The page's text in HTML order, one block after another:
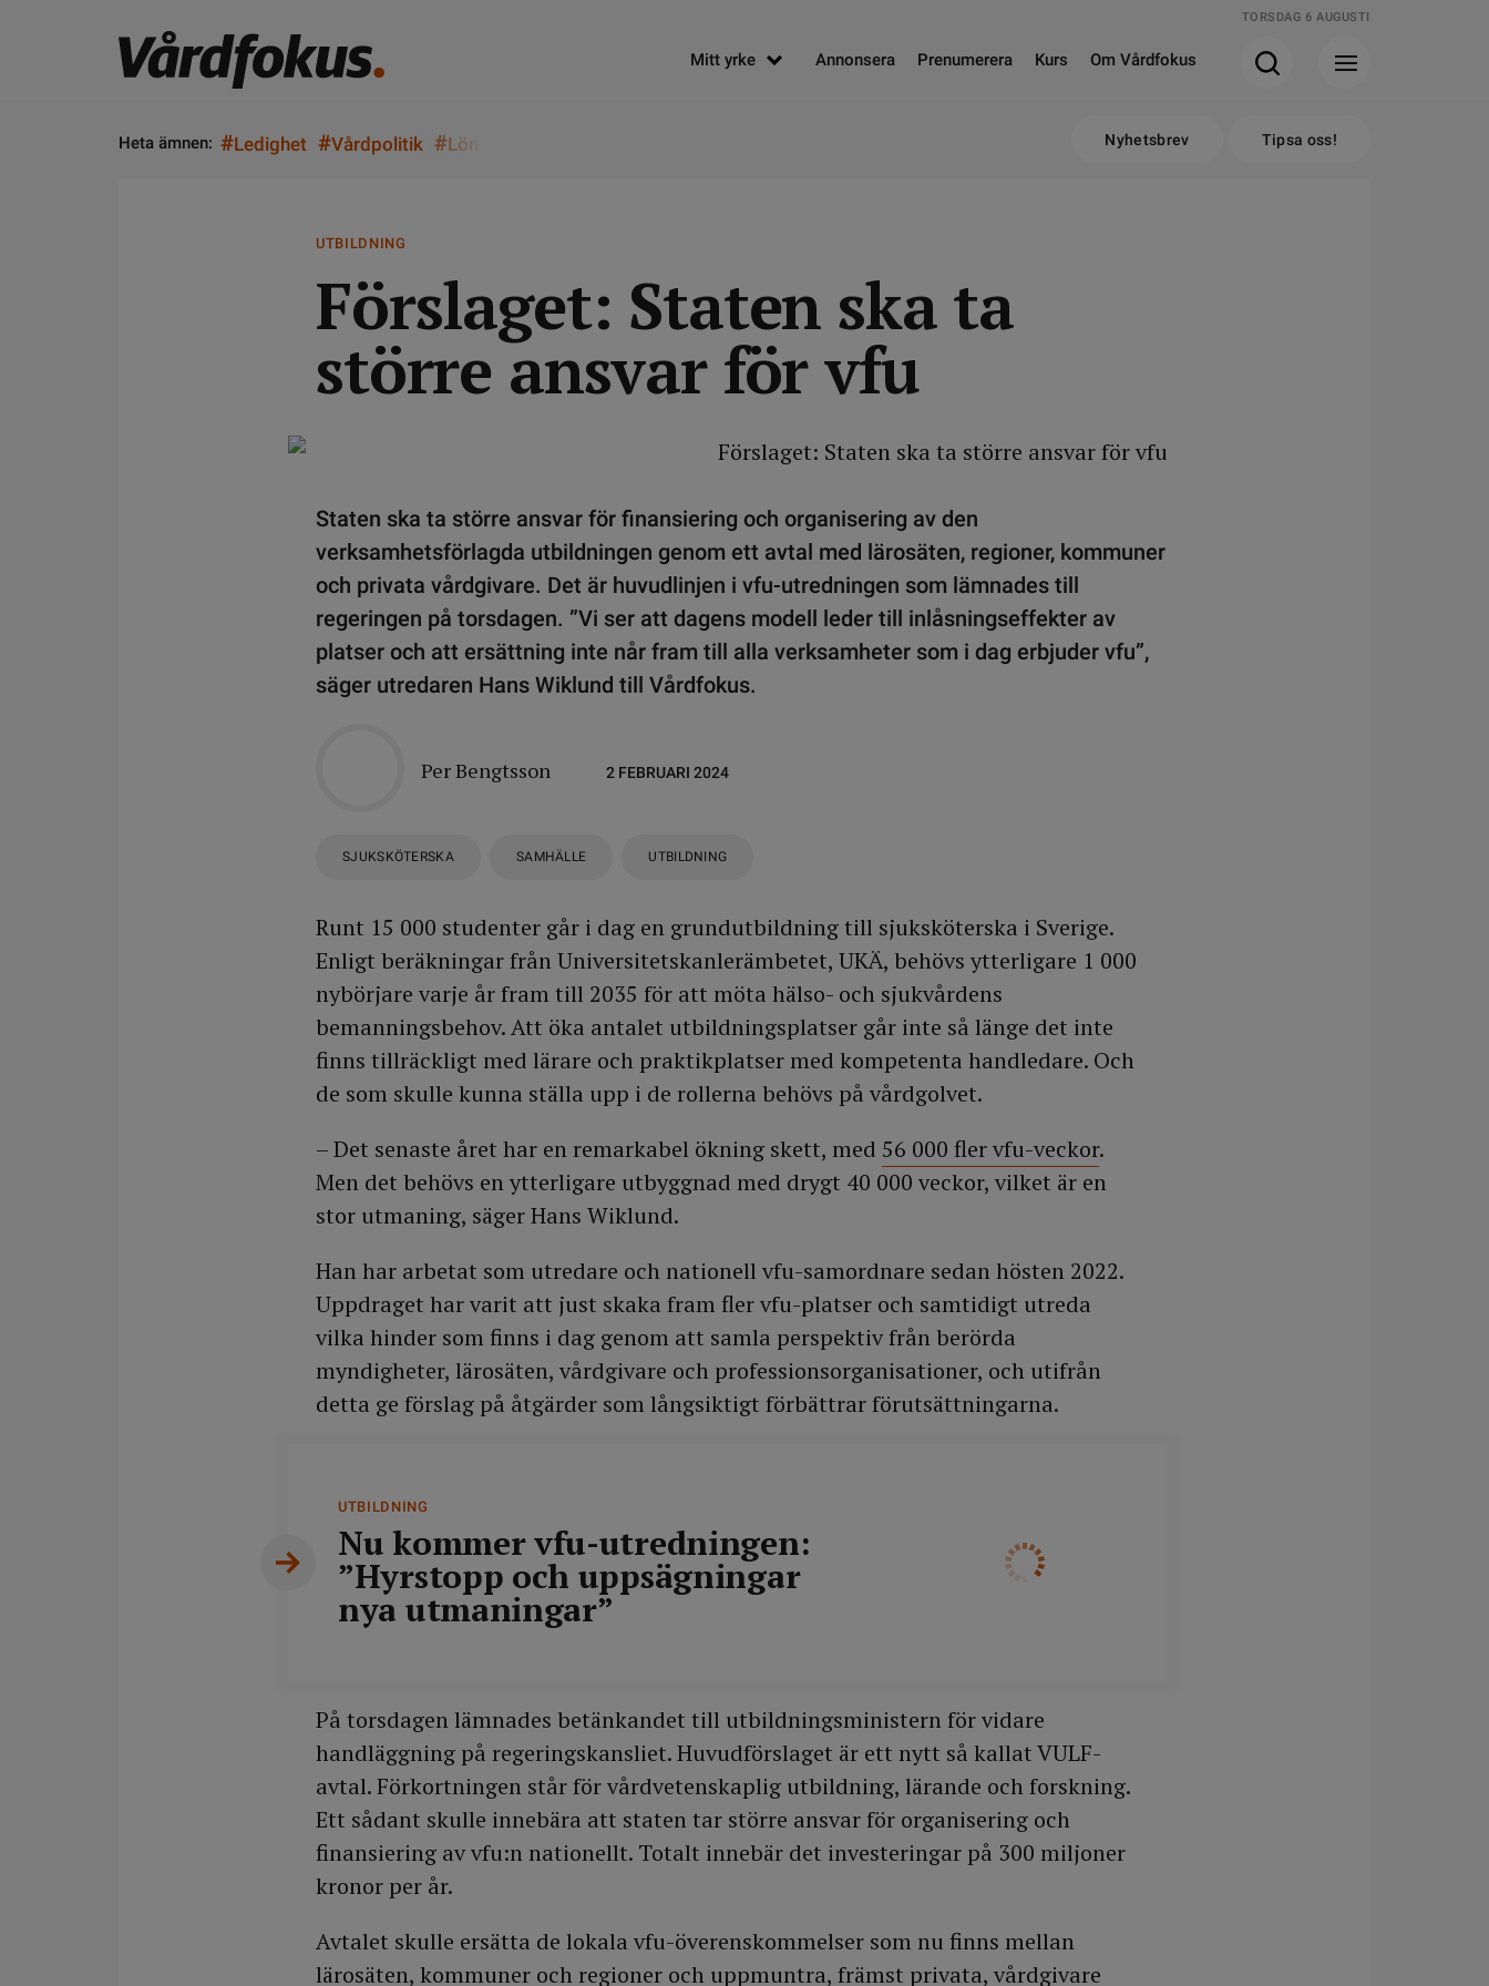
TORSDAG 6 AUGUSTI
Mitt yrke Annonsera Prenumerera Kurs Om Vårdfokus
Heta ämnen: #Ledighet #Vårdpolitik #Lön Nyhetsbrev Tipsa oss!
UTBILDNING
Förslaget: Staten ska ta
större ansvar för vfu
Staten ska ta större ansvar för finansiering och organisering av den
verksamhetsförlagda utbildningen genom ett avtal med lärosäten, regioner, kommuner
och privata vårdgivare. Det är huvudlinjen i vfu-utredningen som lämnades till
regeringen på torsdagen. ”Vi ser att dagens modell leder till inlåsningseffekter av
platser och att ersättning inte når fram till alla verksamheter som i dag erbjuder vfu”,
säger utredaren Hans Wiklund till Vårdfokus.
Per Bengtsson 2 FEBRUARI 2024
SJUKSKÖTERSKA SAMHÄLLE UTBILDNING
Runt 15 000 studenter går i dag en grundutbildning till sjuksköterska i Sverige.
Enligt beräkningar från Universitetskanlerämbetet, UKÄ, behövs ytterligare 1 000
nybörjare varje år fram till 2035 för att möta hälso- och sjukvårdens
bemanningsbehov. Att öka antalet utbildningsplatser går inte så länge det inte
finns tillräckligt med lärare och praktikplatser med kompetenta handledare. Och
de som skulle kunna ställa upp i de rollerna behövs på vårdgolvet.
– Det senaste året har en remarkabel ökning skett, med 56 000 fler vfu-veckor.
Men det behövs en ytterligare utbyggnad med drygt 40 000 veckor, vilket är en
stor utmaning, säger Hans Wiklund.
Han har arbetat som utredare och nationell vfu-samordnare sedan hösten 2022.
Uppdraget har varit att just skaka fram fler vfu-platser och samtidigt utreda
vilka hinder som finns i dag genom att samla perspektiv från berörda
myndigheter, lärosäten, vårdgivare och professionsorganisationer, och utifrån
detta ge förslag på åtgärder som långsiktigt förbättrar förutsättningarna.
UTBILDNING
Nu kommer vfu-utredningen:
”Hyrstopp och uppsägningar
nya utmaningar”
På torsdagen lämnades betänkandet till utbildningsministern för vidare
handläggning på regeringskansliet. Huvudförslaget är ett nytt så kallat VULF-
avtal. Förkortningen står för vårdvetenskaplig utbildning, lärande och forskning.
Ett sådant skulle innebära att staten tar större ansvar för organisering och
finansiering av vfu:n nationellt. Totalt innebär det investeringar på 300 miljoner
kronor per år.
Avtalet skulle ersätta de lokala vfu-överenskommelser som nu finns mellan
lärosäten, kommuner och regioner och uppmuntra, främst privata, vårdgivare